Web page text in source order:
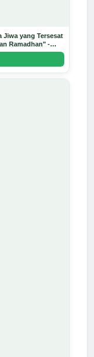
Jiwa yang Tersesat
Ramadhan" -